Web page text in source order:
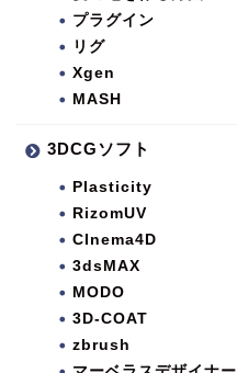
プラグイン
リグ
Xgen
MASH
3DCGソフト
Plasticity
RizomUV
CInema4D
3dsMAX
MODO
3D-COAT
zbrush